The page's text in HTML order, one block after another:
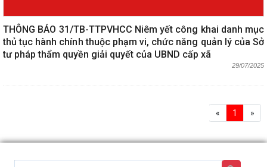
THÔNG BÁO 31/TB-TTPVHCC Niêm yết công khai danh mục
thủ tục hành chính thuộc phạm vi, chức năng quản lý của Sở
tư pháp thẩm quyền giải quyết của UBND cấp xã
29/07/2025
« 1 »